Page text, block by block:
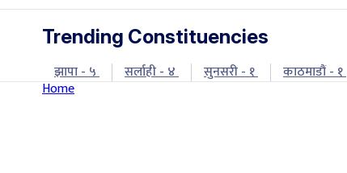
Trending Constituencies
झापा - ५ सर्लाही - ४ सुनसरी - १ काठमाडौं - १
Home